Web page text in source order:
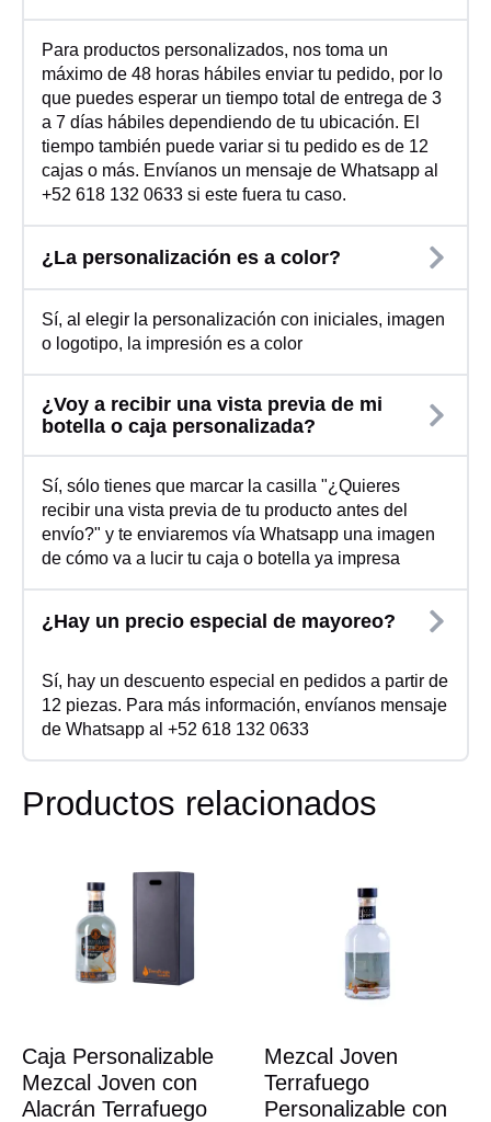
Para productos personalizados, nos toma un
máximo de 48 horas hábiles enviar tu pedido, por lo
que puedes esperar un tiempo total de entrega de 3
a 7 días hábiles dependiendo de tu ubicación. El
tiempo también puede variar si tu pedido es de 12
cajas o más. Envíanos un mensaje de Whatsapp al
+52 618 132 0633 si este fuera tu caso.
¿La personalización es a color?
Sí, al elegir la personalización con iniciales, imagen
o logotipo, la impresión es a color
¿Voy a recibir una vista previa de mi
botella o caja personalizada?
Sí, sólo tienes que marcar la casilla "¿Quieres
recibir una vista previa de tu producto antes del
envío?" y te enviaremos vía Whatsapp una imagen
de cómo va a lucir tu caja o botella ya impresa
¿Hay un precio especial de mayoreo?
Sí, hay un descuento especial en pedidos a partir de
12 piezas. Para más información, envíanos mensaje
de Whatsapp al +52 618 132 0633
Productos relacionados
Caja Personalizable
Mezcal Joven con
Alacrán Terrafuego
Mezcal Joven
Terrafuego
Personalizable con